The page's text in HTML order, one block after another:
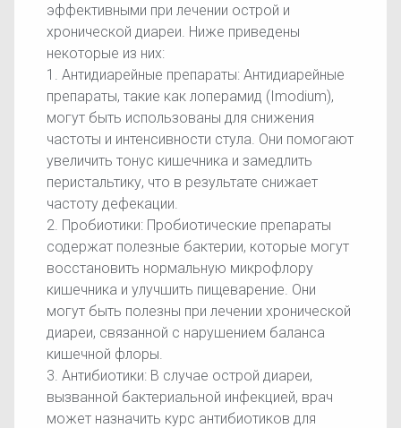
эффективными при лечении острой и
хронической диареи. Ниже приведены
некоторые из них:
1. Антидиарейные препараты: Антидиарейные
препараты, такие как лоперамид (Imodium),
могут быть использованы для снижения
частоты и интенсивности стула. Они помогают
увеличить тонус кишечника и замедлить
перистальтику, что в результате снижает
частоту дефекации.
2. Пробиотики: Пробиотические препараты
содержат полезные бактерии, которые могут
восстановить нормальную микрофлору
кишечника и улучшить пищеварение. Они
могут быть полезны при лечении хронической
диареи, связанной с нарушением баланса
кишечной флоры.
3. Антибиотики: В случае острой диареи,
вызванной бактериальной инфекцией, врач
может назначить курс антибиотиков для